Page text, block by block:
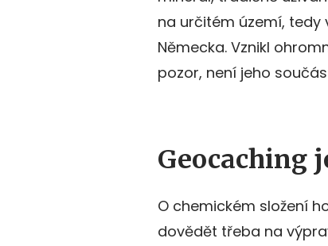
na určitém území,
Německa. Vznikl
pozor, není jeho
Geocaching
O chemickém složení
dovědět třeba na